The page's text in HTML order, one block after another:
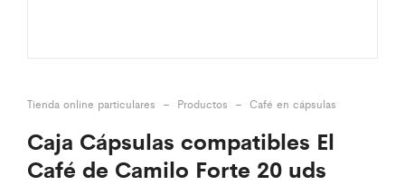
Tienda online particulares – Productos – Café en cápsulas
Caja Cápsulas compatibles El
Café de Camilo Forte 20 uds